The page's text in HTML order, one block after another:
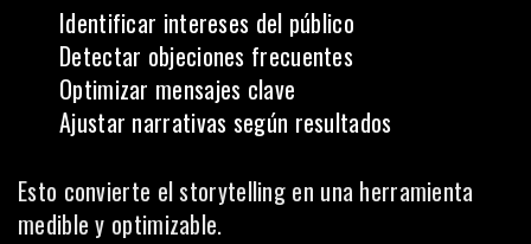
Identificar intereses del público
Detectar objeciones frecuentes
Optimizar mensajes clave
Ajustar narrativas según resultados
Esto convierte el storytelling en una herramienta
medible y optimizable.